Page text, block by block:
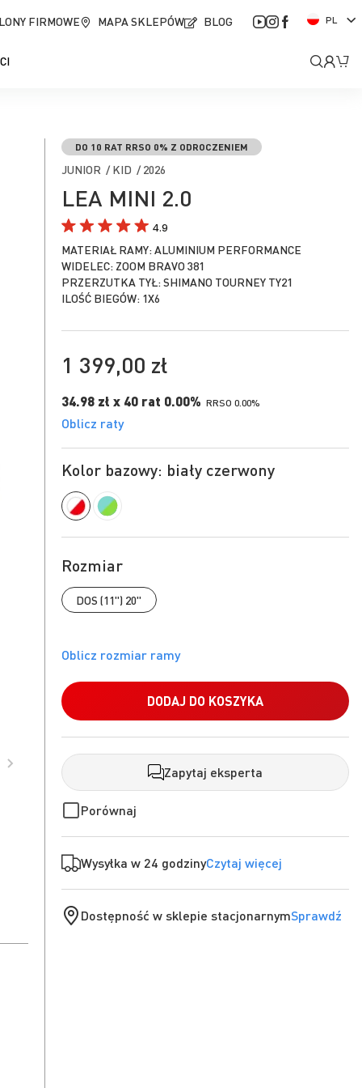
FIRMOWE MAPA SKLEPÓW BLOG
J
y
PL
Moje
LEA MINI 2.0
4.9
DO 10 RAT RRSO 0% Z ODROCZENIEM
JUNIOR / KID / 2026
MATERIAŁ RAMY: ALUMINIUM PERFORMANCE
WIDELEC: ZOOM BRAVO 381
PRZERZUTKA TYŁ: SHIMANO TOURNEY TY21
ILOŚĆ BIEGÓW: 1X6
Kolor bazowy: biały czerwony
Rozmiar
DOS (11") 20"
DODAJ DO KOSZYKA
Zapytaj eksperta
Porównaj
1 399,00 zł
34.98 zł x 40 rat 0.00% RRSO 0.00%
Oblicz raty
Wysyłka w 24 godzinyCzytaj więcej
Dostępność w sklepie stacjonarnymSprawdź